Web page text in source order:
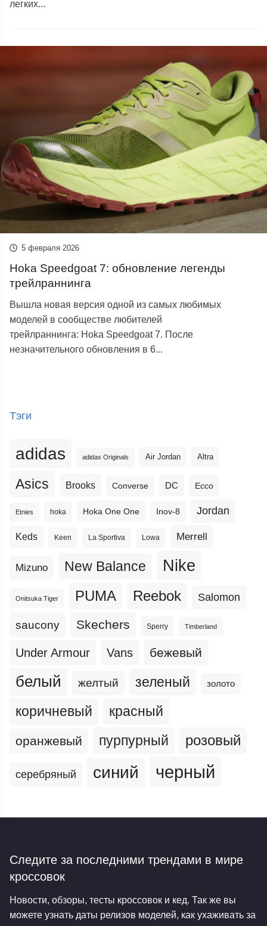
легких...
5 февраля 2026
Hoka Speedgoat 7: обновление легенды
трейлраннинга
Вышла новая версия одной из самых любимых
моделей в сообществе любителей
трейлраннинга: Hoka Speedgoat 7. После
незначительного обновления в 6...
Тэги
adidas adidas Originals Air Jordan Altra
Asics Brooks Converse DC Ecco
Etnies hoka Hoka One One Inov-8 Jordan
Keds Keen La Sportiva Lowa Merrell
Mizuno New Balance Nike
Onitsuka Tiger PUMA Reebok Salomon
saucony Skechers Sperry Timberland
Under Armour Vans бежевый
белый желтый зеленый золото
коричневый красный
оранжевый пурпурный розовый
серебряный синий черный
Следите за последними трендами в мире
кроссовок
Новости, обзоры, тесты кроссовок и кед. Так же вы
можете узнать даты релизов моделей, как ухаживать за